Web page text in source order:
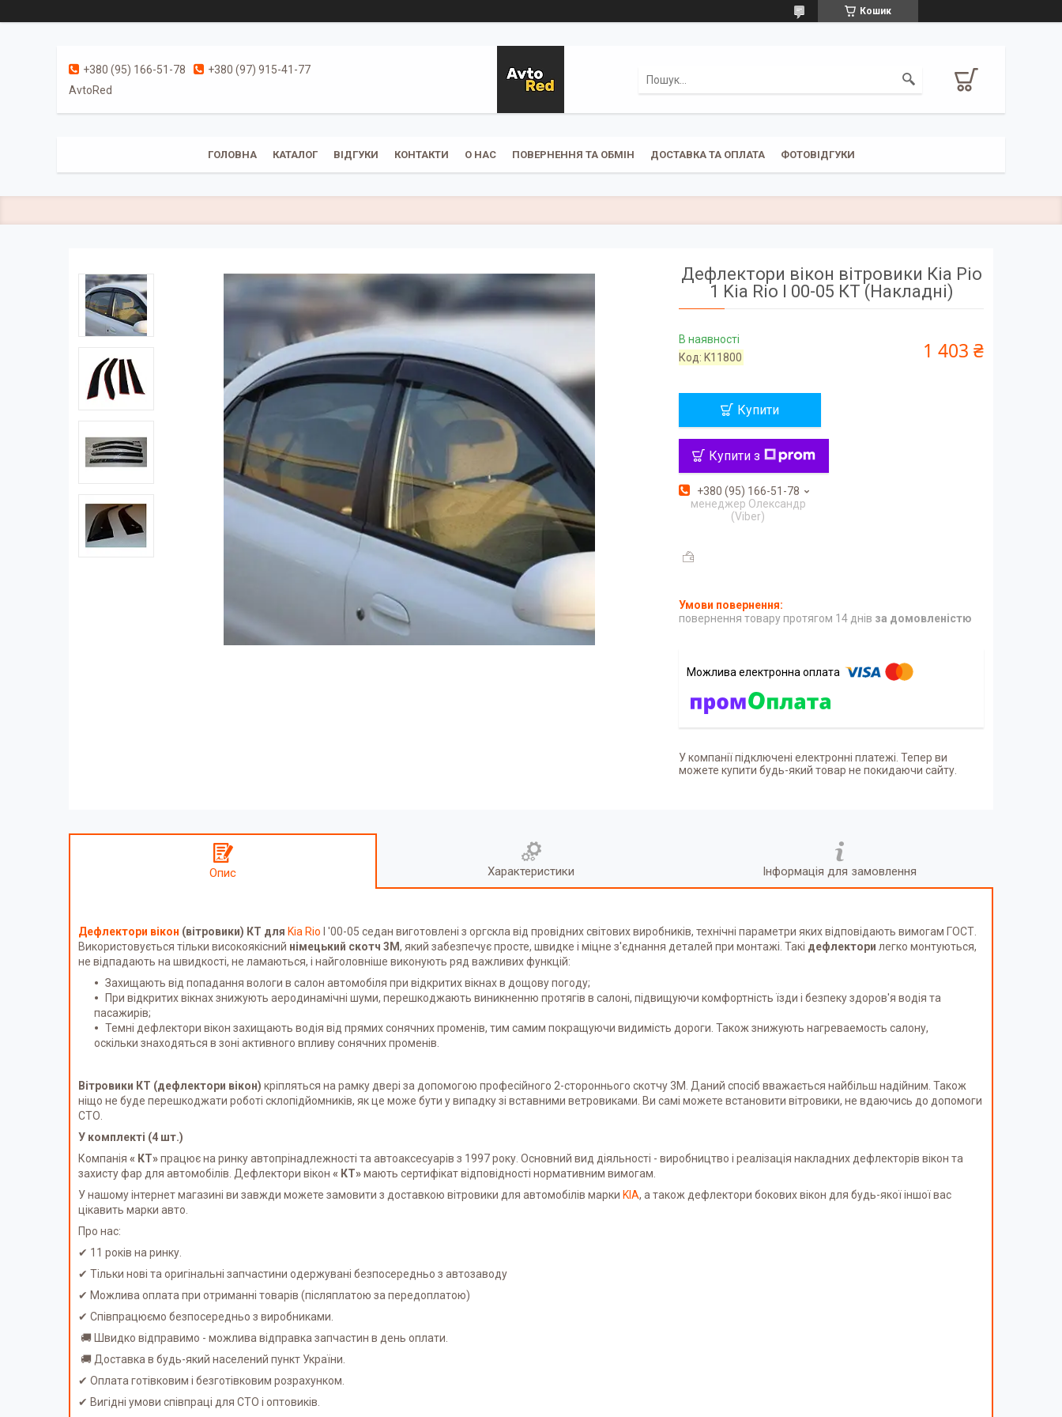
Кошик
+380 (95) 166-51-78
+380 (97) 915-41-77
AvtoRed
ГОЛОВНА КАТАЛОГ ВІДГУКИ КОНТАКТИ О НАС ПОВЕРНЕННЯ ТА ОБМІН ДОСТАВКА ТА ОПЛАТА ФОТОВІДГУКИ
Дефлектори вікон вітровики Кіа Ріо
1 Kia Rio I 00-05 КТ (Накладні)
В наявності
Код: K11800 1 403 ₴
Купити
Купити з
+380 (95) 166-51-78
менеджер Олександр
(Viber)
повернення товару протягом 14 днів за домовленістю
У компанії підключені електронні платежі. Тепер ви
можете купити будь-який товар не покидаючи сайту.
Опис Характеристики Інформація для замовлення
Дефлектори вікон (вітровики) КТ для Kia Rio I '00-05 седан виготовлені з оргскла від провідних світових виробників, технічні параметри яких відповідають вимогам ГОСТ.
Використовується тільки високоякісний німецький скотч 3М, який забезпечує просте, швидке і міцне з'єднання деталей при монтажі. Такі дефлектори легко монтуються,
не відпадають на швидкості, не ламаються, і найголовніше виконують ряд важливих функцій:
Захищають від попадання вологи в салон автомобіля при відкритих вікнах в дощову погоду;
При відкритих вікнах знижують аеродинамічні шуми, перешкоджають виникненню протягів в салоні, підвищуючи комфортність їзди і безпеку здоров'я водія та
пасажирів;
Темні дефлектори вікон захищають водія від прямих сонячних променів, тим самим покращуючи видимість дороги. Також знижують нагреваемость салону,
оскільки знаходяться в зоні активного впливу сонячних променів.
Вітровики КТ (дефлектори вікон) кріпляться на рамку двері за допомогою професійного 2-стороннього скотчу 3M. Даний спосіб вважається найбільш надійним. Також
ніщо не буде перешкоджати роботі склопідйомників, як це може бути у випадку зі вставними ветровиками. Ви самі можете встановити вітровики, не вдаючись до допомоги
СТО.
У комплекті (4 шт.)
Компанія « КТ»працює на ринку автопрінадлежності та автоаксесуарів з 1997 року. Основний вид діяльності - виробництво і реалізація накладних дефлекторів вікон та
захисту фар для автомобілів. Дефлектори вікон « КТ»мають сертифікат відповідності нормативним вимогам.
У нашому інтернет магазині ви завжди можете замовити з доставкою вітровики для автомобілів марки KIA, а також дефлектори бокових вікон для будь-якої іншої вас
цікавить марки авто.
Про нас:
✔ 11 років на ринку.
✔ Тільки нові та оригінальні запчастини одержувані безпосередньо з автозаводу
✔ Можлива оплата при отриманні товарів (післяплатою за передоплатою)
✔ Співпрацюємо безпосередньо з виробниками.
🚚 Швидко відправимо - можлива відправка запчастин в день оплати.
🚚 Доставка в будь-який населений пункт України.
✔ Оплата готівковим і безготівковим розрахунком.
✔ Вигідні умови співпраці для СТО і оптовиків.